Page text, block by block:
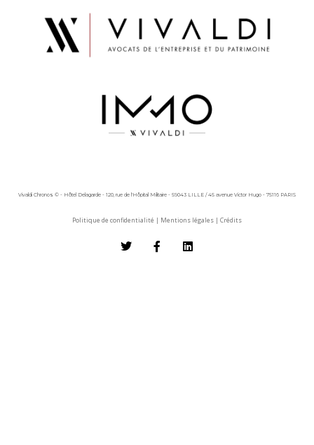
Vivaldi Chronos © - Hôtel Delagarde - 120, rue de l'Hôpital Militaire - 59043 LILLE / 45 avenue Victor Hugo - 75116 PARIS
Politique de confidentialité | Mentions légales | Crédits